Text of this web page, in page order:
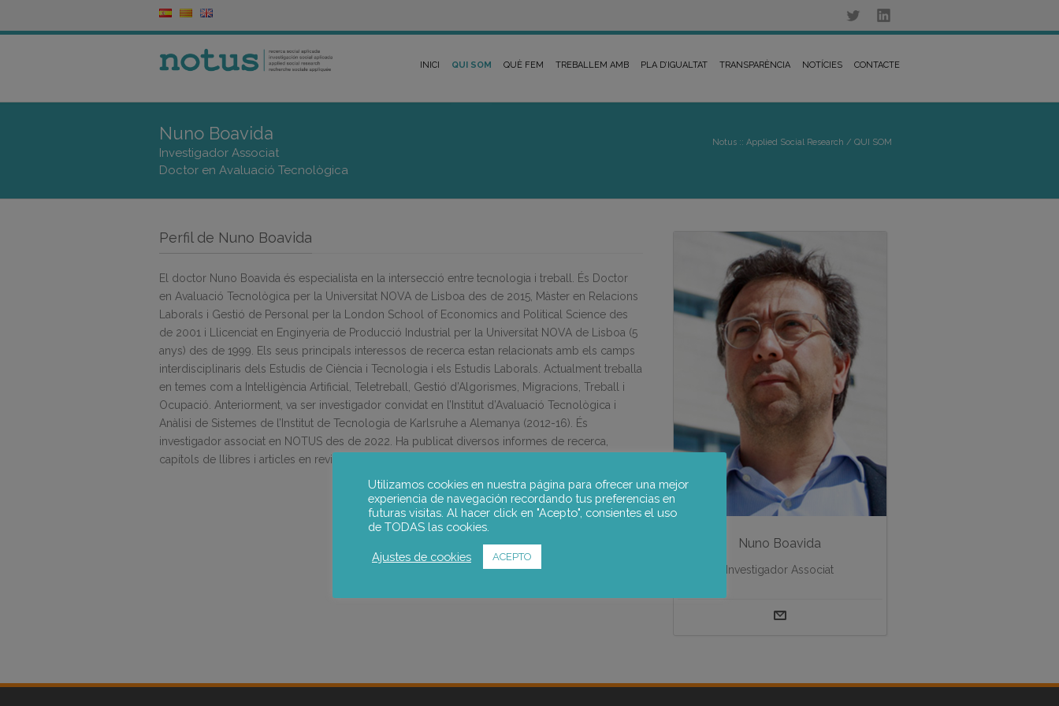
INICI QUI SOM QUÈ FEM TREBALLEM AMB PLA D’IGUALTAT TRANSPARÈNCIA NOTÍCIES CONTACTE
Nuno Boavida
Investigador Associat
Doctor en Avaluació Tecnològica
Notus :: Applied Social Research / QUI SOM
Perfil de Nuno Boavida
El doctor Nuno Boavida és especialista en la intersecció entre tecnologia i treball. És Doctor
en Avaluació Tecnològica per la Universitat NOVA de Lisboa des de 2015, Màster en Relacions
Laborals i Gestió de Personal per la London School of Economics and Political Science des
de 2001 i Llicenciat en Enginyeria de Producció Industrial per la Universitat NOVA de Lisboa (5
anys) des de 1999. Els seus principals interessos de recerca estan relacionats amb els camps
interdisciplinaris dels Estudis de Ciència i Tecnologia i els Estudis Laborals. Actualment treballa
en temes com a Intel·ligència Artificial, Teletreball, Gestió d’Algorismes, Migracions, Treball i
Ocupació. Anteriorment, va ser investigador convidat en l’Institut d’Avaluació Tecnològica i
Anàlisi de Sistemes de l’Institut de Tecnologia de Karlsruhe a Alemanya (2012-16). És
investigador associat en NOTUS des de 2022. Ha publicat diversos informes de recerca,
capítols de llibres i articles en revistes de ciències socials.
Nuno Boavida
Investigador Associat
Utilizamos cookies en nuestra página para ofrecer una mejor
experiencia de navegación recordando tus preferencias en
futuras visitas. Al hacer click en "Acepto", consientes el uso
de TODAS las cookies.
Ajustes de cookies ACEPTO